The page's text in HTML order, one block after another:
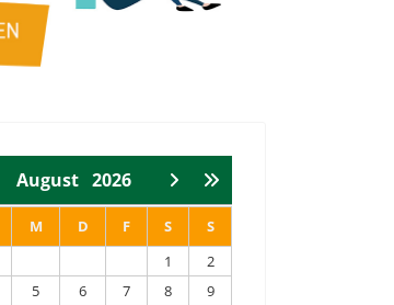
August 2026
M D F S
S
1
2
5 6 7 8
9